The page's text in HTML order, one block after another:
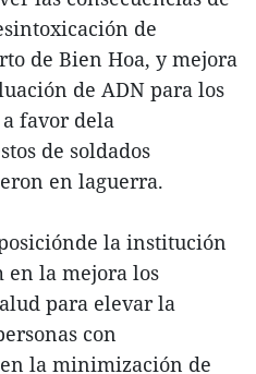
de
de Bien Hoa, y mejora
de ADN para los
favor dela
de soldados
en laguerra.
la institución
en la mejora los
para elevar la
con
la minimización de